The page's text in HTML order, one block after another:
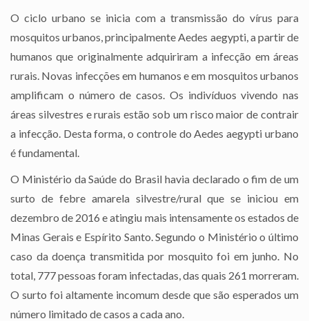
O ciclo urbano se inicia com a transmissão do vírus para
mosquitos urbanos, principalmente Aedes aegypti, a partir de
humanos que originalmente adquiriram a infecção em áreas
rurais. Novas infecções em humanos e em mosquitos urbanos
amplificam o número de casos. Os indivíduos vivendo nas
áreas silvestres e rurais estão sob um risco maior de contrair
a infecção. Desta forma, o controle do Aedes aegypti urbano
é fundamental.
O Ministério da Saúde do Brasil havia declarado o fim de um
surto de febre amarela silvestre/rural que se iniciou em
dezembro de 2016 e atingiu mais intensamente os estados de
Minas Gerais e Espírito Santo. Segundo o Ministério o último
caso da doença transmitida por mosquito foi em junho. No
total, 777 pessoas foram infectadas, das quais 261 morreram.
O surto foi altamente incomum desde que são esperados um
número limitado de casos a cada ano.